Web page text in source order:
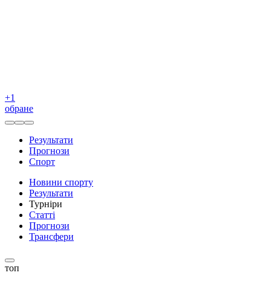
+1
обране
Результати
Прогнози
Спорт
Новини спорту
Результати
Турніри
Статті
Прогнози
Трансфери
топ